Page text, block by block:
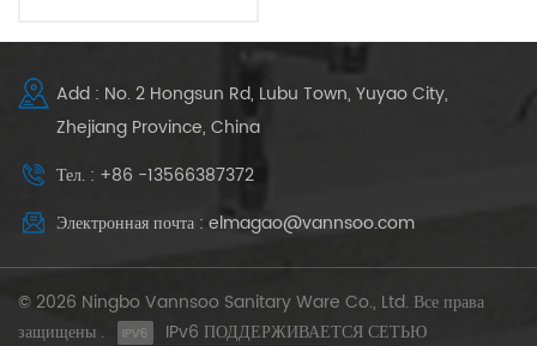
монтажом
Add : No. 2 Hongsun Rd, Lubu Town, Yuyao City,
Zhejiang Province, China
Тел. : +86 -13566387372
Электронная почта : elmagao@vannsoo.com
© 2026 Ningbo Vannsoo Sanitary Ware Co., Ltd. Все права
защищены .
IPv6 ПОДДЕРЖИВАЕТСЯ СЕТЬЮ